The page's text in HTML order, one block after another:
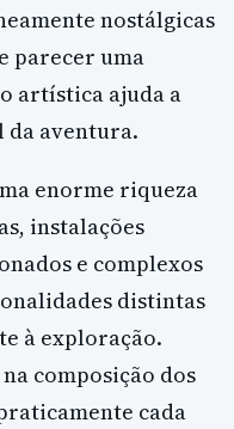
nostálgicas
parecer uma
artística ajuda a
aventura.
enorme riqueza
instalações
e complexos
distintas
à exploração.
composição dos
cada